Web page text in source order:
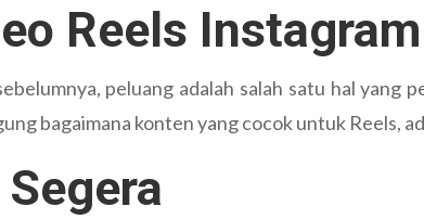
Reels
peluang adalah salah satu hal
bagaimana konten yang cocok untuk Reels,